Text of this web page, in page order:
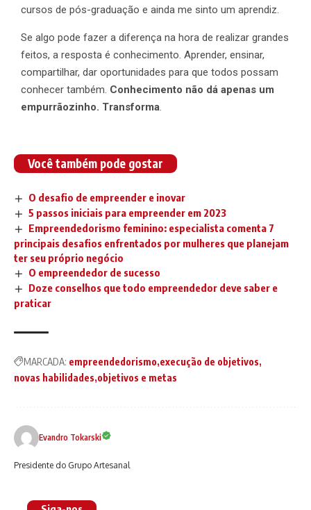
cursos de pós-graduação e ainda me sinto um aprendiz.
Se algo pode fazer a diferença na hora de realizar grandes
feitos, a resposta é conhecimento. Aprender, ensinar,
compartilhar, dar oportunidades para que todos possam
conhecer também. Conhecimento não dá apenas um
empurrãozinho. Transforma.
Você também pode gostar
O desafio de empreender e inovar
5 passos iniciais para empreender em 2023
Empreendedorismo feminino: especialista comenta 7
principais desafios enfrentados por mulheres que planejam
ter seu próprio negócio
O empreendedor de sucesso
Doze conselhos que todo empreendedor deve saber e
praticar
MARCADA: empreendedorismo execução de objetivos
novas habilidades objetivos e metas
Evandro Tokarski
Presidente do Grupo Artesanal